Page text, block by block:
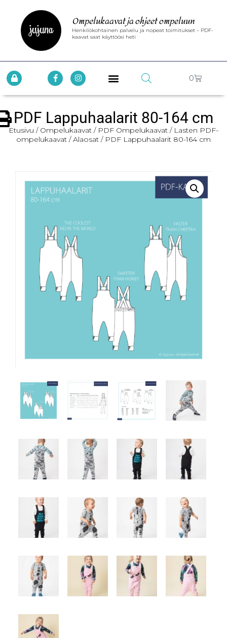
Ompelukaavat ja ohjeet ompeluun
Henkilökohtainen palvelu ja nopeat toimitukset – PDF-
kaavat saat käyttöösi heti
0
PDF Lappuhaalarit 80-164 cm
Etusivu / Ompelukaavat / PDF Ompelukaavat / Lasten PDF-
ompelukaavat /Alaosat / PDF Lappuhaalarit 80-164 cm